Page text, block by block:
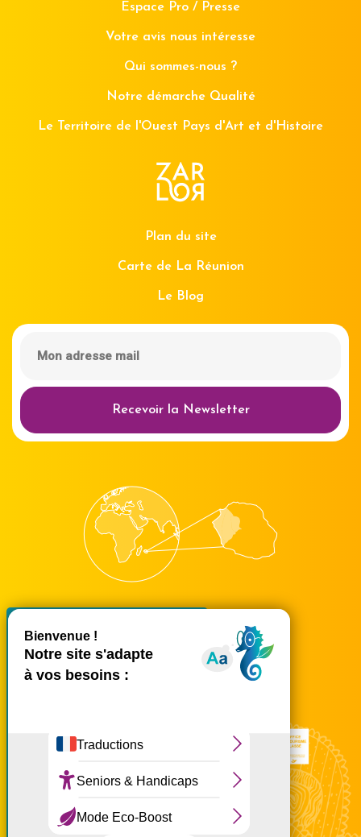
Tout accepter
Tout refuser
Masquer le
Espace Pro / Presse
Votre avis nous intéresse
Qui sommes-nous ?
Notre démarche Qualité
Le Territoire de l'Ouest Pays d'Art et d'Histoire
Plan du site
Carte de La Réunion
Le Blog
Recevoir la Newsletter
accueil@ouest-lareunion.com
tél.02 62 42 31 31
Nous rencontrer